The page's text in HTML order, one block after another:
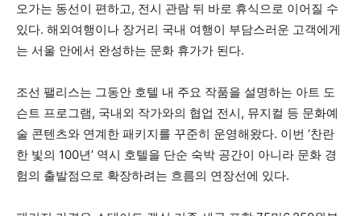
오가는 동선이 편하고, 전시 관람 뒤 바로 휴식으로 이어질 수
있다. 해외여행이나 장거리 국내 여행이 부담스러운 고객에게
는 서울 안에서 완성하는 문화 휴가가 된다.
조선 팰리스는 그동안 호텔 내 주요 작품을 설명하는 아트 도
슨트 프로그램, 국내외 작가와의 협업 전시, 뮤지컬 등 문화예
술 콘텐츠와 연계한 패키지를 꾸준히 운영해왔다. 이번 ‘찬란
한 빛의 100년’ 역시 호텔을 단순 숙박 공간이 아니라 문화 경
험의 출발점으로 확장하려는 흐름의 연장선에 있다.